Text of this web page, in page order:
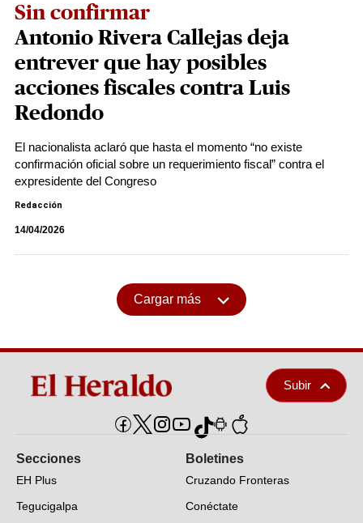
Sin confirmar
Antonio Rivera Callejas deja
entrever que hay posibles
acciones fiscales contra Luis
Redondo
El nacionalista aclaró que hasta el momento “no existe
confirmación oficial sobre un requerimiento fiscal” contra el
expresidente del Congreso
Redacción
14/04/2026
Cargar más
Subir
Secciones
EH Plus
Tegucigalpa
Boletines
Cruzando Fronteras
Conéctate